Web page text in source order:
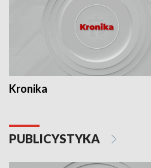
Kronika
PUBLICYSTYKA